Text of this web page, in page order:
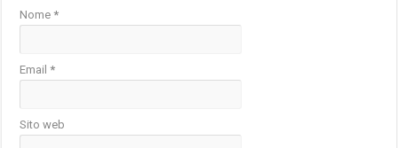
Nome*
Email*
Sito web